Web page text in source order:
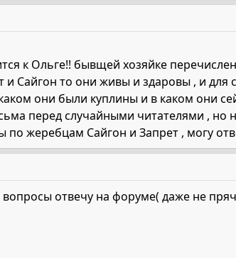
к Ольге!! бывщей хозяйке
и Сайгон то они живы и здаровы , и
они были куплины и в каком они
перед случайными читателями , но
по жеребцам Сайгон и Запрет , могу
отвечу на форуме( даже не